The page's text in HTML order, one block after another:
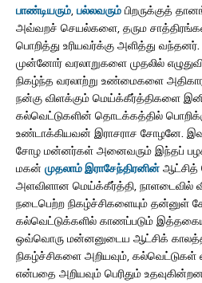
பாண்டியரும்,பல்லவரும்பிறருக்குத்
அவ்வறச் செயல்களை, தரும
பொறித்து உரியவர்க்கு அளித்து
முன்னோர் வரலாறுகளை முதலில்
நிகழ்ந்த வரலாற்று உண்மைகளை
நன்கு விளக்கும் மெய்க்கீர்த்திகளை
கல்வெட்டுகளின் தொடக்கத்தில்
உண்டாக்கியவன் இராசராச சோழனே.
சோழ மன்னர்கள் அனைவரும் இந்தப்
மகன் முதலாம் இராசேந்திரனின்ஆட்சித்
அளவிளான மெய்க்கீர்த்தி, நாளடைவில்
நடைபெற்ற நிகழ்ச்சிகளையும் தன்னுள்
கல்வெட்டுக்களில் காணப்படும்
ஒவ்வொரு மன்னனுடைய ஆட்சிக்
நிகழ்ச்சிகளை அறியவும்,
என்பதை அறியவும் பெரிதும்